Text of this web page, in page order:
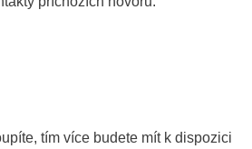
tím více budete mít k dispozici